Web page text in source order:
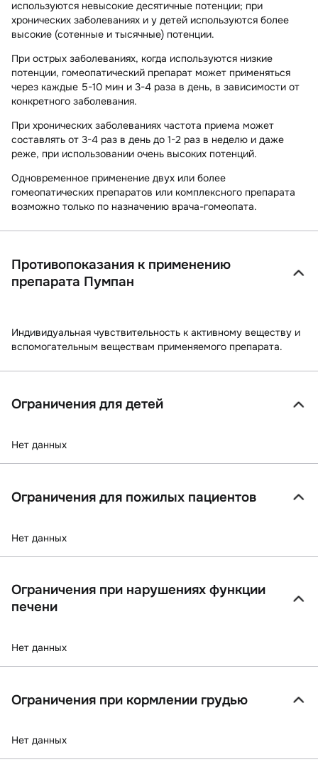
используются невысокие десятичные потенции; при
хронических заболеваниях и у детей используются более
высокие (сотенные и тысячные) потенции.
При острых заболеваниях, когда используются низкие
потенции, гомеопатический препарат может применяться
через каждые 5-10 мин и 3-4 раза в день, в зависимости от
конкретного заболевания.
При хронических заболеваниях частота приема может
составлять от 3-4 раз в день до 1-2 раз в неделю и даже
реже, при использовании очень высоких потенций.
Одновременное применение двух или более
гомеопатических препаратов или комплексного препарата
возможно только по назначению врача-гомеопата.
Противопоказания к применению
препарата Пумпан
Индивидуальная чувствительность к активному веществу и
вспомогательным веществам применяемого препарата.
Ограничения для детей
Нет данных
Ограничения для пожилых пациентов
Нет данных
Ограничения при нарушениях функции
печени
Нет данных
Ограничения при кормлении грудью
Нет данных